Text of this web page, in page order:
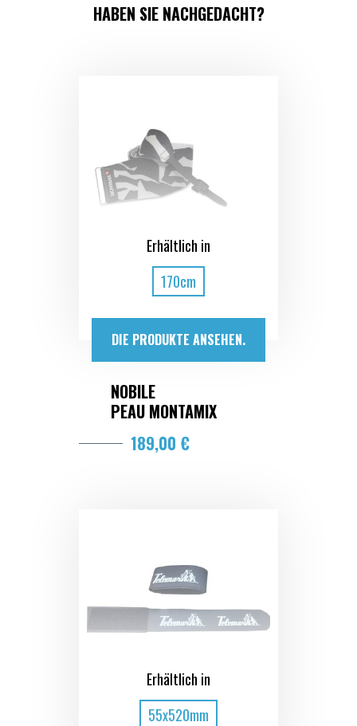
HABEN SIE NACHGEDACHT?
Erhältlich in
170cm
DIE PRODUKTE ANSEHEN.
NOBILE
PEAU MONTAMIX
189,00 €
Erhältlich in
55x520mm